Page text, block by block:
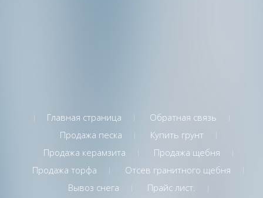
Главная страница
Обратная связь
Продажа песка
Купить грунт
Продажа керамзита
Продажа щебня
Продажа торфа
Отсев гранитного щебня
Вывоз снега
Прайс лист.